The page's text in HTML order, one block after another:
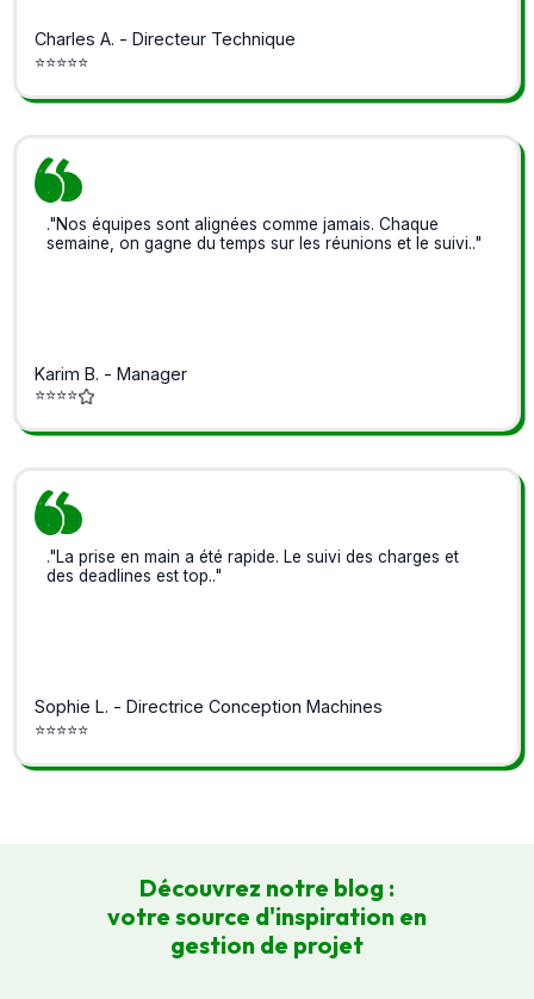
Charles A. - Directeur Technique
⭐⭐⭐⭐⭐
."Nos équipes sont alignées comme jamais. Chaque
semaine, on gagne du temps sur les réunions et le suivi.."
Karim B. - Manager
⭐⭐⭐⭐
."La prise en main a été rapide. Le suivi des charges et
des deadlines est top.."
Sophie L. - Directrice Conception Machines
⭐⭐⭐⭐⭐
Découvrez notre blog :
votre source d'inspiration en
gestion de projet